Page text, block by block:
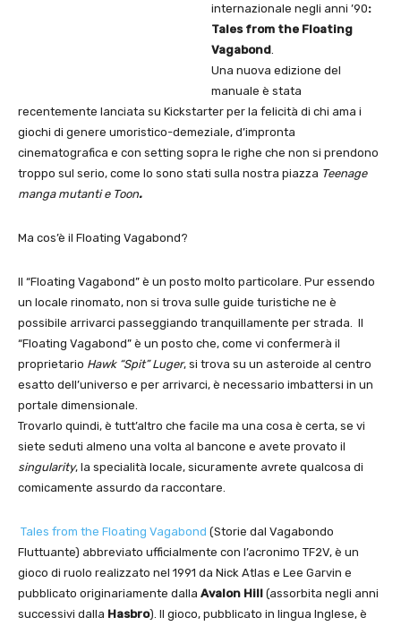
internazionale negli anni ’90:
Tales from the Floating
Vagabond
Una nuova edizione del
manuale è stata
recentemente lanciata su Kickstarter per la felicità di chi ama i
giochi di genere umoristico-demeziale, d’impronta
cinematografica e con setting sopra le righe che non si prendono
troppo sul serio, come lo sono stati sulla nostra piazza Teenage
manga mutanti e Toon.
Ma cos’è il Floating Vagabond?
Il “Floating Vagabond” è un posto molto particolare. Pur essendo
un locale rinomato, non si trova sulle guide turistiche ne è
possibile arrivarci passeggiando tranquillamente per strada. Il
“Floating Vagabond” è un posto che, come vi confermerà il
proprietario Hawk “Spit” Luger, si trova su un asteroide al centro
esatto dell’universo e per arrivarci, è necessario imbattersi in un
portale dimensionale.
Trovarlo quindi, è tutt’altro che facile ma una cosa è certa, se vi
siete seduti almeno una volta al bancone e avete provato il
singularity, la specialità locale, sicuramente avrete qualcosa di
comicamente assurdo da raccontare.
Tales from the Floating Vagabond (Storie dal Vagabondo
Fluttuante) abbreviato ufficialmente con l’acronimo TF2V, è un
gioco di ruolo realizzato nel 1991 da Nick Atlas e Lee Garvin e
pubblicato originariamente dalla Avalon Hill (assorbita negli anni
successivi dalla Hasbro). Il gioco, pubblicato in lingua Inglese, è